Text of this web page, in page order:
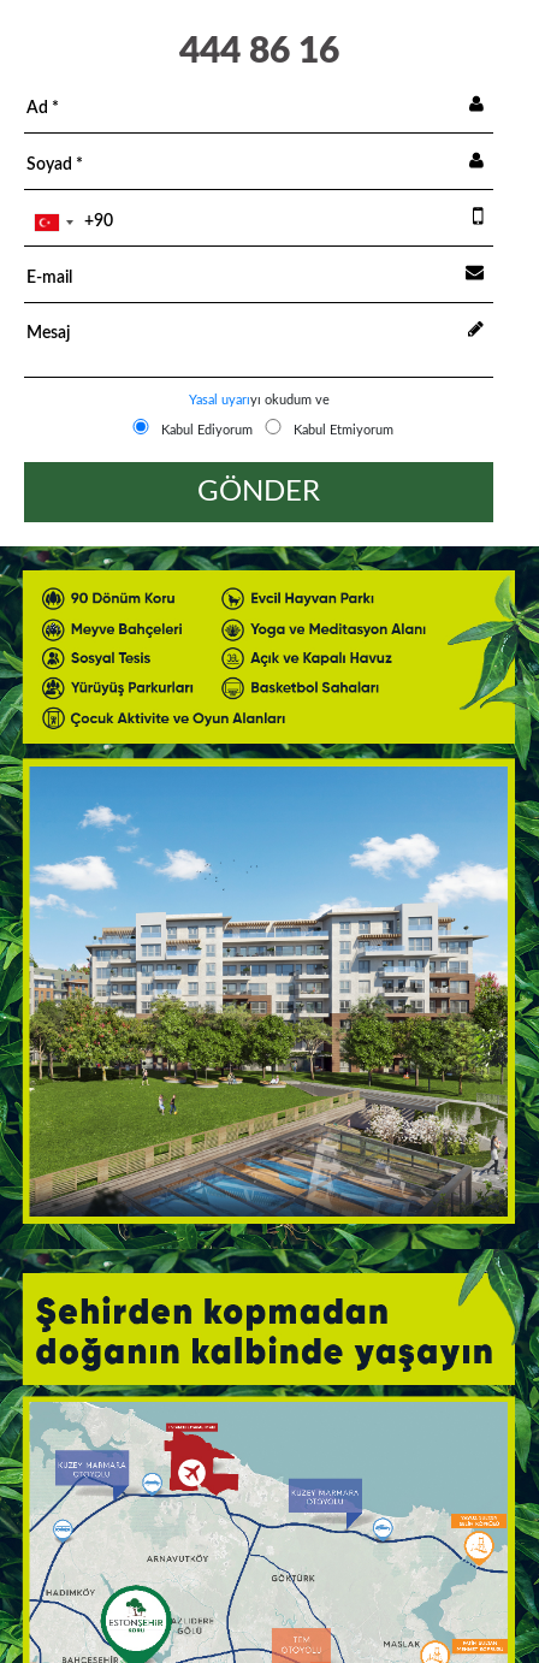
444 86 16
Yasal uyarıyı okudum ve
Kabul Ediyorum Kabul Etmiyorum